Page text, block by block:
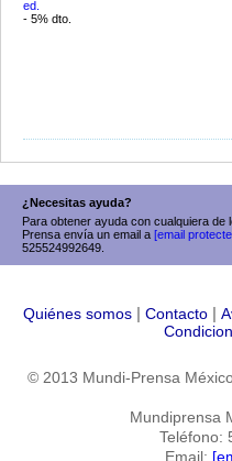
- 5% dto.
¿Necesitas ayuda?
Para obtener ayuda con cualquiera de
Prensa envía un email a [email
525524992649.
Quiénes somos| Contacto|
© 2013 Mundi-Prensa
Mundiprensa
Teléfono:
Email: